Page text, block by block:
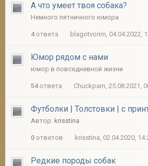
А что умеет твоя собака?
Немного пятничного юмора
4ответа blagotvorim, 04.04.2022,
Юмор рядом с нами
юмор в повседневной жизни
54ответа Chuckpam, 25.08.2021,
Футболки | Толстовки | с
Автор: krisstina
0 ответов krisstina, 02.04.2020,
Редкие породы собак